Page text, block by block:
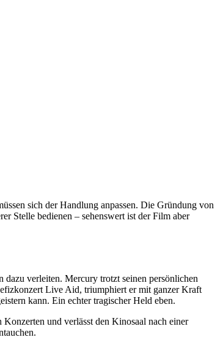
sich der Handlung anpassen. Die Gründung von
Stelle bedienen – sehenswert ist der Film aber
verleiten. Mercury trotzt seinen persönlichen
Live Aid, triumphiert er mit ganzer Kraft
kann. Ein echter tragischer Held eben.
und verlässt den Kinosaal nach einer